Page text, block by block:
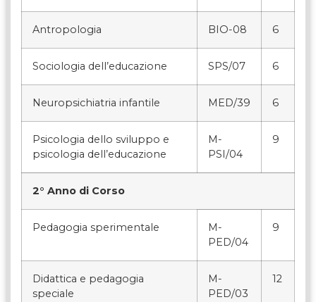
Antropologia BIO-08 6
Sociologia dell’educazione SPS/07 6
Neuropsichiatria infantile MED/39 6
Psicologia dello sviluppo e
psicologia dell’educazione
M-
PSI/04
9
2° Anno di Corso
Pedagogia sperimentale
M-
PED/04
9
Didattica e pedagogia
speciale
M-
PED/03
12